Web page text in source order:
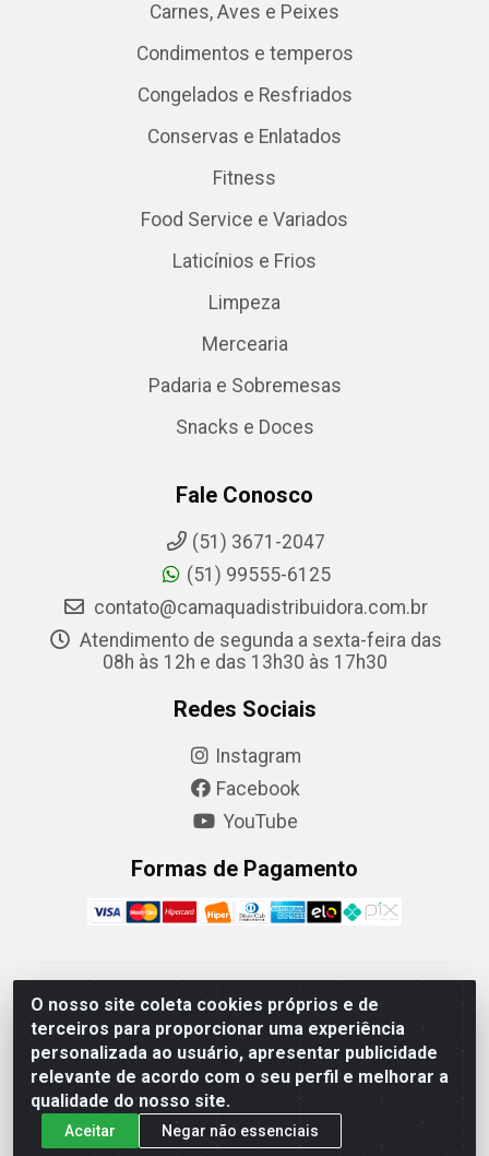
O nosso site coleta cookies próprios e de
terceiros para proporcionar uma experiência
personalizada ao usuário, apresentar publicidade
relevante de acordo com o seu perfil e melhorar a
qualidade do nosso site.
Aceitar Negar não essenciais
Carnes, Aves e Peixes
Condimentos e temperos
Congelados e Resfriados
Conservas e Enlatados
Fitness
Food Service e Variados
Laticínios e Frios
Limpeza
Mercearia
Padaria e Sobremesas
Snacks e Doces
Fale Conosco
(51) 3671-2047
(51) 99555-6125
contato@camaquadistribuidora.com.br
Atendimento de segunda a sexta-feira das
08h às 12h e das 13h30 às 17h30
Redes Sociais
Instagram
Facebook
YouTube
Formas de Pagamento
Camaquã Distribuidora Ltda - Avenida Conego Luiz W
Hanquet, 1001 - Parque Residencial do Arroio Duro,
Camaquã/RS - CEP 96.789-102 - CNPJ
07.061.124/0001-26